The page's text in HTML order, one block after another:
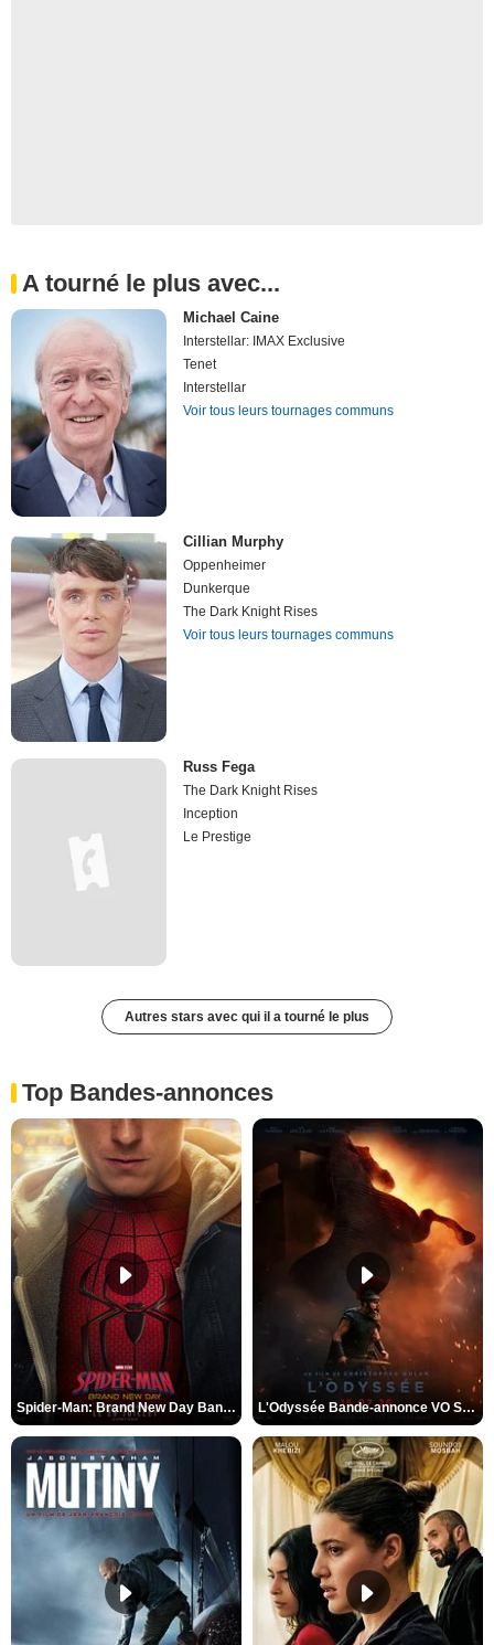
A tourné le plus avec...
Michael Caine
Interstellar: IMAX Exclusive
Tenet
Interstellar
Voir tous leurs tournages communs
Cillian Murphy
Oppenheimer
Dunkerque
The Dark Knight Rises
Voir tous leurs tournages communs
Russ Fega
The Dark Knight Rises
Inception
Le Prestige
Autres stars avec qui il a tourné le plus
Top Bandes-annonces
Spider-Man: Brand New Day Bande-annonce VO STFR L'Odyssée Bande-annonce VO STFR